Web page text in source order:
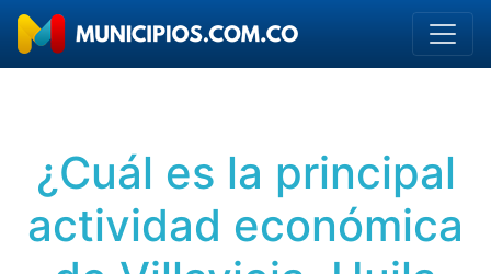
¿Cuál es la principal
actividad económica